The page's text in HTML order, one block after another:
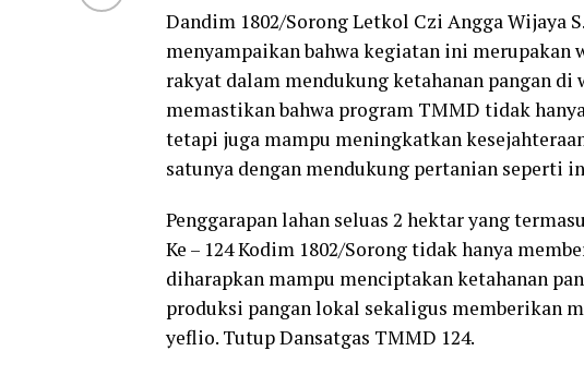
Dandim 1802/Sorong Letkol Czi Angga Wijaya
menyampaikan bahwa kegiatan ini merupakan
rakyat dalam mendukung ketahanan pangan
memastikan bahwa program TMMD tidak
tetapi juga mampu meningkatkan
satunya dengan mendukung pertanian seperti
Penggarapan lahan seluas 2 hektar yang
Ke – 124 Kodim 1802/Sorong tidak hanya
diharapkan mampu menciptakan ketahanan
produksi pangan lokal sekaligus memberikan
yeflio. Tutup Dansatgas TMMD 124.